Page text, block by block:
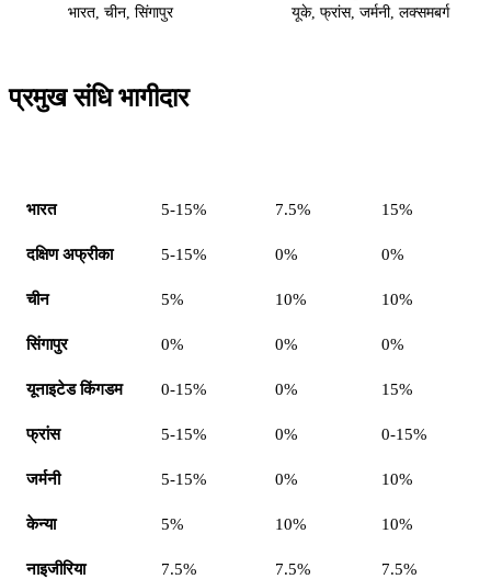
भारत, चीन, सिंगापुर यूके, फ्रांस, जर्मनी, लक्समबर्ग
प्रमुख संधि भागीदार
भारत 5-15% 7.5% 15%
दक्षिण अफ्रीका 5-15% 0% 0%
चीन 5% 10% 10%
सिंगापुर 0% 0% 0%
यूनाइटेड किंगडम 0-15% 0% 15%
फ्रांस 5-15% 0% 0-15%
जर्मनी 5-15% 0% 10%
केन्या 5% 10% 10%
नाइजीरिया 7.5% 7.5% 7.5%